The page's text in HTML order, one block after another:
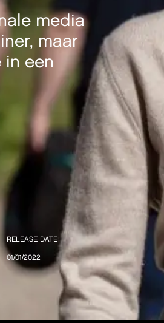
media
maar
in een
RELEASE DATE
01/01/2022